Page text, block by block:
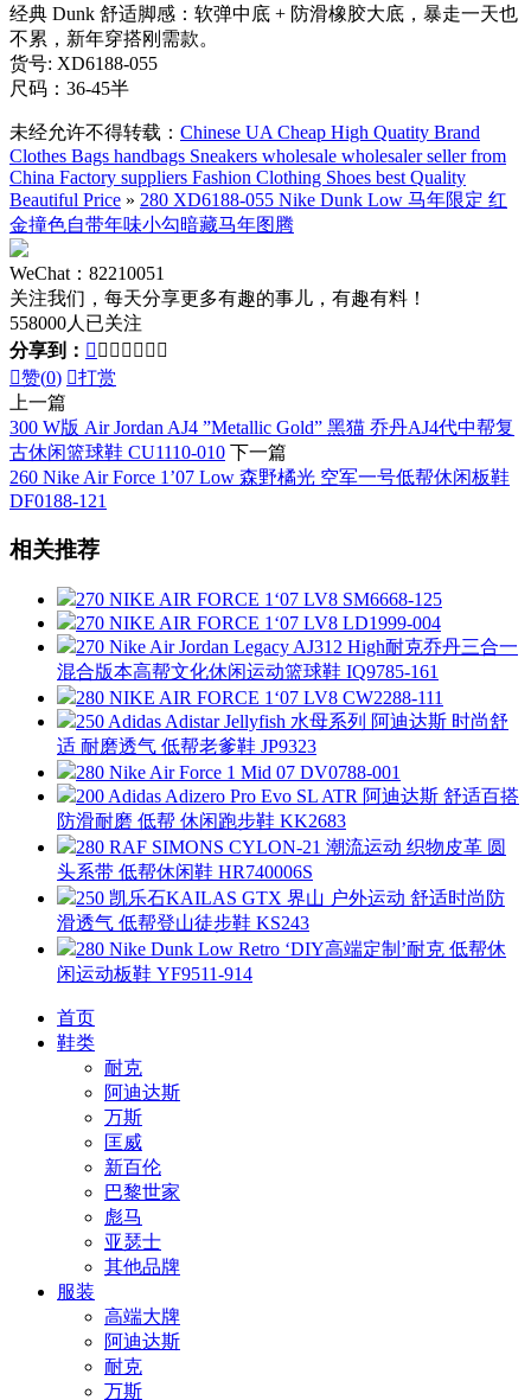
经典 Dunk 舒适脚感：软弹中底 + 防滑橡胶大底，暴走一天也
不累，新年穿搭刚需款。
货号: XD6188-055
尺码：36-45半
未经允许不得转载： Chinese UA Cheap High Quatity Brand
Clothes Bags handbags Sneakers wholesale wholesaler seller from
China Factory suppliers Fashion Clothing Shoes best Quality
Beautiful Price » 280 XD6188-055 Nike Dunk Low 马年限定 红
金撞色自带年味小勾暗藏马年图腾
WeChat：82210051
关注我们，每天分享更多有趣的事儿，有趣有料！
558000人已关注
分享到：       
赞(0) 打赏
上一篇
300 W版 Air Jordan AJ4 ”Metallic Gold” 黑猫 乔丹AJ4代中帮复
古休闲篮球鞋 CU1110-010 下一篇
260 Nike Air Force 1’07 Low 森野橘光 空军一号低帮休闲板鞋
DF0188-121
相关推荐
270 NIKE AIR FORCE 1‘07 LV8 SM6668-125
270 NIKE AIR FORCE 1‘07 LV8 LD1999-004
270 Nike Air Jordan Legacy AJ312 High耐克乔丹三合一
混合版本高帮文化休闲运动篮球鞋 IQ9785-161
280 NIKE AIR FORCE 1‘07 LV8 CW2288-111
250 Adidas Adistar Jellyfish 水母系列 阿迪达斯 时尚舒
适 耐磨透气 低帮老爹鞋 JP9323
280 Nike Air Force 1 Mid 07 DV0788-001
200 Adidas Adizero Pro Evo SL ATR 阿迪达斯 舒适百搭
防滑耐磨 低帮 休闲跑步鞋 KK2683
280 RAF SIMONS CYLON-21 潮流运动 织物皮革 圆
头系带 低帮休闲鞋 HR740006S
250 凯乐石KAILAS GTX 界山 户外运动 舒适时尚防
滑透气 低帮登山徒步鞋 KS243
280 Nike Dunk Low Retro ‘DIY高端定制’耐克 低帮休
闲运动板鞋 YF9511-914
首页
鞋类
耐克
阿迪达斯
万斯
匡威
新百伦
巴黎世家
彪马
亚瑟士
其他品牌
服装
高端大牌
阿迪达斯
耐克
万斯